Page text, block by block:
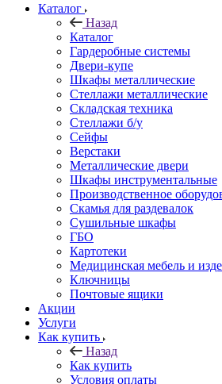
Каталог
Назад
Каталог
Гардеробные системы
Двери-купе
Шкафы металлические
Стеллажи металлические
Складская техника
Стеллажи б/у
Сейфы
Верстаки
Металлические двери
Шкафы инструментальные
Производственное
Скамья для раздевалок
Сушильные шкафы
ГБО
Картотеки
Медицинская мебель и
Ключницы
Почтовые ящики
Акции
Услуги
Как купить
Назад
Как купить
Условия оплаты